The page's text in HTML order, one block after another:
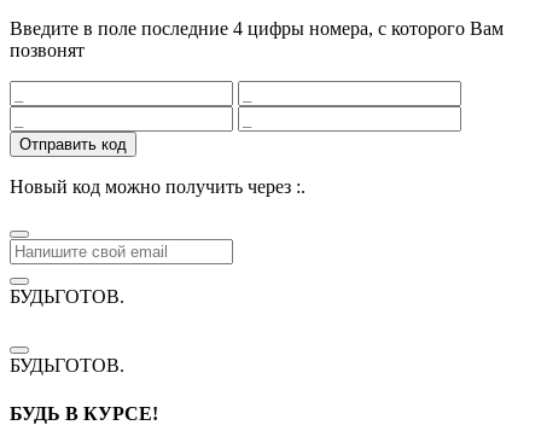
Введите в поле последние 4 цифры номера, с которого Вам
позвонят
Отправить код
Новый код можно получить через :.
БУДЬГОТОВ.
БУДЬГОТОВ.
БУДЬ В КУРСЕ!